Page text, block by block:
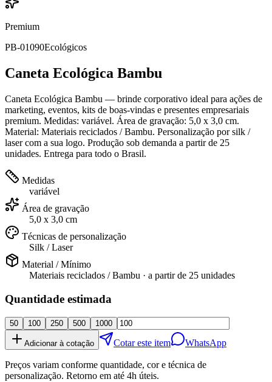
Premium
PB-01090Ecológicos
Caneta Ecológica Bambu
Caneta Ecológica Bambu — brinde corporativo ideal para ações de
marketing, eventos, kits de boas-vindas e presentes empresariais
premium. Medidas: variável. Área de gravação: 5,0 x 3,0 cm.
Material: Materiais reciclados / Bambu. Personalização por silk /
laser com a sua logo. Produção sob demanda a partir de 25
unidades. Entrega para todo o Brasil.
Medidas
variável
Área de gravação
5,0 x 3,0 cm
Técnicas de personalização
Silk / Laser
Material / Mínimo
Materiais reciclados / Bambu · a partir de 25 unidades
Quantidade estimada
50 100 250 500 1000
Adicionar à cotação Cotar este item WhatsApp
Preços variam conforme quantidade, cor e técnica de
personalização. Retorno em até 4h úteis.